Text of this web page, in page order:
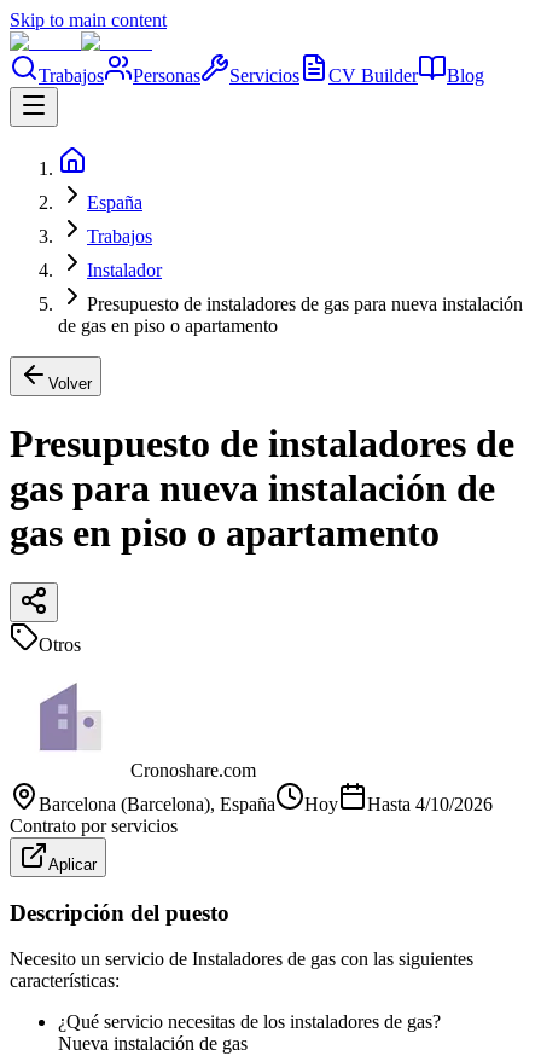
Skip to main content
Trabajos Personas Servicios CV Builder Blog
España
Trabajos
Instalador
Presupuesto de instaladores de gas para nueva instalación
de gas en piso o apartamento
Volver
Presupuesto de instaladores de
gas para nueva instalación de
gas en piso o apartamento
Otros
Cronoshare.com
Barcelona (Barcelona), España Hoy Hasta 4/10/2026
Contrato por servicios
Aplicar
Descripción del puesto
Necesito un servicio de Instaladores de gas con las siguientes
características:
¿Qué servicio necesitas de los instaladores de gas?
Nueva instalación de gas